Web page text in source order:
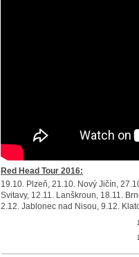
Red Head Tour 2016:
19.10. Plzeň, 21.10. Nový Jičín,
Svitavy, 12.11. Lanškroun, 18.11.
2.12. Jablonec nad Nisou, 9.12.